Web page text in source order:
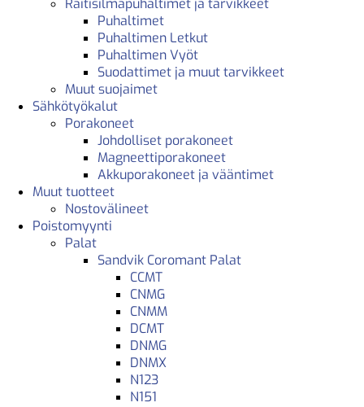
Raitisilmapuhaltimet ja tarvikkeet
Puhaltimet
Puhaltimen Letkut
Puhaltimen Vyöt
Suodattimet ja muut tarvikkeet
Muut suojaimet
Sähkötyökalut
Porakoneet
Johdolliset porakoneet
Magneettiporakoneet
Akkuporakoneet ja vääntimet
Muut tuotteet
Nostovälineet
Poistomyynti
Palat
Sandvik Coromant Palat
CCMT
CNMG
CNMM
DCMT
DNMG
DNMX
N123
N151